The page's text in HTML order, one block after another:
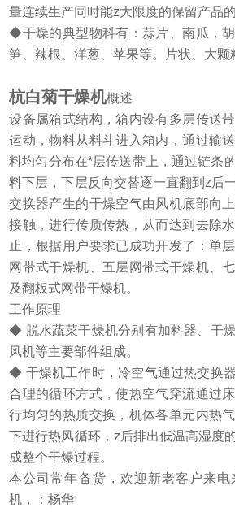
量连续生产同时能z大限度的保留产品
◆干燥的典型物科有：蒜片、南瓜，
笋、辣根、洋葱、苹果等。片状、大颗
杭白菊干燥机概述
设备属箱式结构，箱内设有多层传送
运动，物料从料斗进入箱内，通过输
料均匀分布在*层传送带上，通过链条
料下层，下层反向交替逐一直翻到z后
交换器产生的干燥空气由风机底部向
接触，进行传质传热，从而达到去除
止，根据用户要求已成功开发了：单
网带式干燥机、五层网带式干燥机、
及翻板式网带干燥机。
工作原理
◆ 脱水蔬菜干燥机分别有加料器、干
风机等主要部件组成。
◆ 干燥机工作时，冷空气通过热交换
合理的循环方式，使热空气穿流通过
行均匀的热质交换，机体各单元内热
下进行热风循环，z后排出低温高湿度
成整个干燥过程。
本公司常年备货，欢迎新老客户来
机，：杨华